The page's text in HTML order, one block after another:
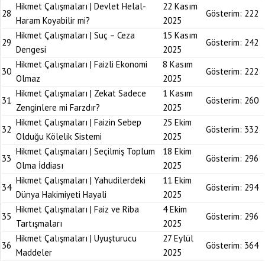
28
Hikmet Çalışmaları | Devlet Helal-
Haram Koyabilir mi?
22 Kasım
2025
Gösterim: 222
29
Hikmet Çalışmaları | Suç – Ceza
Dengesi
15 Kasım
2025
Gösterim: 242
30
Hikmet Çalışmaları | Faizli Ekonomi
Olmaz
8 Kasım
2025
Gösterim: 222
31
Hikmet Çalışmaları | Zekat Sadece
Zenginlere mi Farzdır?
1 Kasım
2025
Gösterim: 260
32
Hikmet Çalışmaları | Faizin Sebep
Olduğu Kölelik Sistemi
25 Ekim
2025
Gösterim: 332
33
Hikmet Çalışmaları | Seçilmiş Toplum
Olma İddiası
18 Ekim
2025
Gösterim: 296
34
Hikmet Çalışmaları | Yahudilerdeki
Dünya Hakimiyeti Hayali
11 Ekim
2025
Gösterim: 294
35
Hikmet Çalışmaları | Faiz ve Riba
Tartışmaları
4 Ekim
2025
Gösterim: 296
36
Hikmet Çalışmaları | Uyuşturucu
Maddeler
27 Eylül
2025
Gösterim: 364